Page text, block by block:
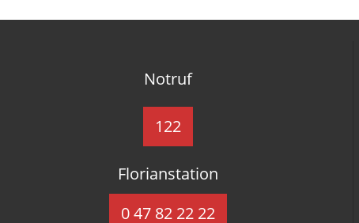
Notruf
122
Florianstation
0 47 82 22 22